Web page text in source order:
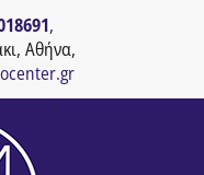
,
Αθήνα,